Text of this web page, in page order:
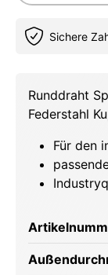
Sichere
Runddraht
Federstahl
Für den